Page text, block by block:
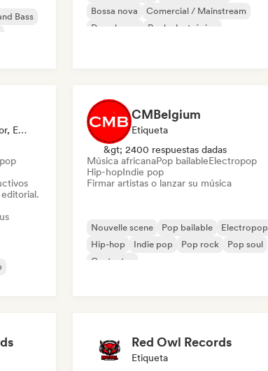
Bass
Bossa nova
Comercial / Mainstream
Deep house
Rock electrónico
Etiqueta, Gestor, Mentor, Editor
CMBelgium
Etiqueta
&gt; 2400 respuestas dadas
Música africanaPop bailableElectropop
Hip-hopIndie pop
Firmar artistas o lanzar su música
Nouvelle scene Pop bailable
Electropop
Hip-hop
Indie pop Pop rock
Pop soul
Cantautor
Red Owl Records
Etiqueta